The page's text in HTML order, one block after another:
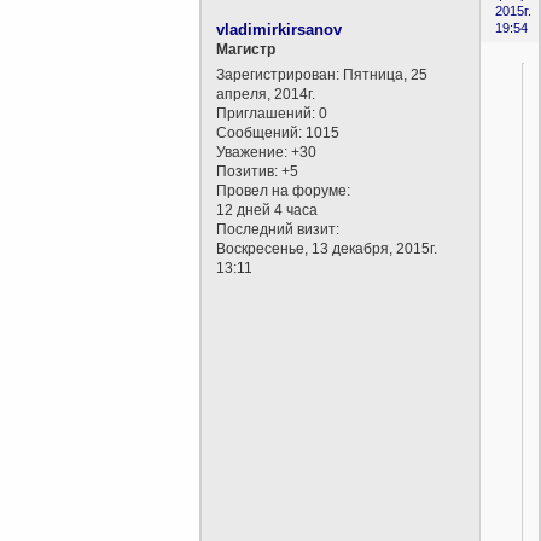
2015г.
19:54
vladimirkirsanov
Магистр
Зарегистрирован: Пятница, 25
апреля, 2014г.
Приглашений: 0
Сообщений: 1015
Уважение: +30
Позитив: +5
Провел на форуме:
12 дней 4 часа
Последний визит:
Воскресенье, 13 декабря, 2015г.
13:11